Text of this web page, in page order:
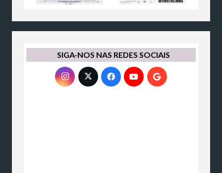
SIGA-NOS NAS REDES SOCIAIS